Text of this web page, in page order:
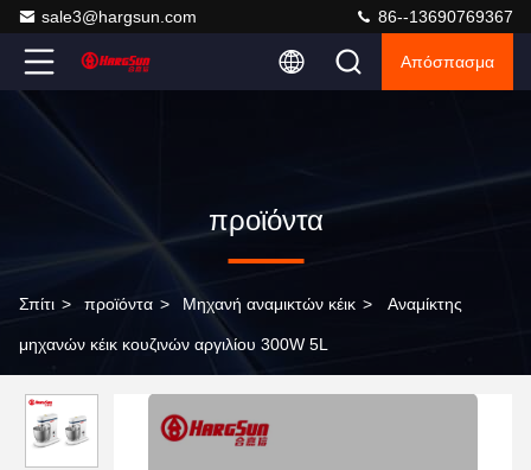
sale3@hargsun.com 86--13690769367
Απόσπασμα
προϊόντα
Σπίτι > προϊόντα > Μηχανή αναμικτών κέικ > Αναμίκτης
μηχανών κέικ κουζινών αργιλίου 300W 5L